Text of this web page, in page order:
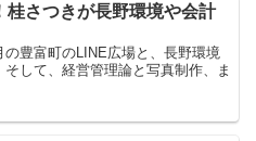
桂さつきが長野環境や会計
豊富町のLINE広場と、長野環境
して、経営管理論と写真制作、ま